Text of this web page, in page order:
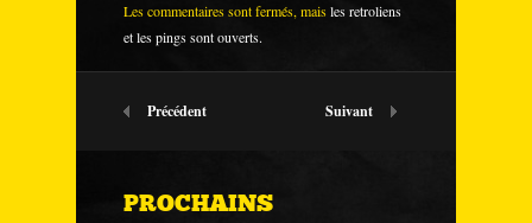
Les commentaires sont fermés, maisles retroliens
et les pings sont ouverts.
Précédent Suivant
PROCHAINS